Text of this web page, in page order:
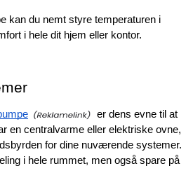
kan du nemt styre temperaturen i
i hele dit hjem eller kontor.
er dens evne til at
en centralvarme eller elektriske ovne,
for dine nuværende systemer.
i hele rummet, men også spare på